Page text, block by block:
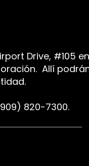
Drive, #105 en
Allí
820-7300.